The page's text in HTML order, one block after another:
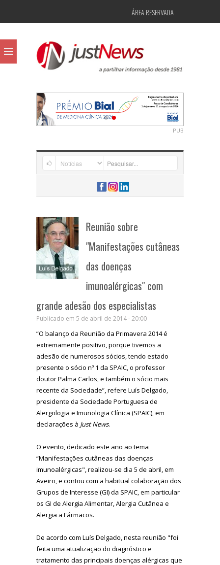
ÁREA RESERVADA
PUB
Reunião sobre
"Manifestações cutâneas
das doenças
imunoalérgicas" com
grande adesão dos especialistas
Publicado em 5 de abril de 2014 - 20:00
”O balanço da Reunião da Primavera 2014 é
extremamente positivo, porque tivemos a
adesão de numerosos sócios, tendo estado
presente o sócio nº 1 da SPAIC, o professor
doutor Palma Carlos, e também o sócio mais
recente da Sociedade”, refere Luís Delgado,
presidente da Sociedade Portuguesa de
Alergologia e Imunologia Clínica (SPAIC), em
declarações à Just News.
O evento, dedicado este ano ao tema
“Manifestações cutâneas das doenças
imunoalérgicas", realizou-se dia 5 de abril, em
Aveiro, e contou com a habitual colaboração dos
Grupos de Interesse (GI) da SPAIC, em particular
os GI de Alergia Alimentar, Alergia Cutânea e
Alergia a Fármacos.
De acordo com Luís Delgado, nesta reunião "foi
feita uma atualização do diagnóstico e
tratamento das principais doenças alérgicas que